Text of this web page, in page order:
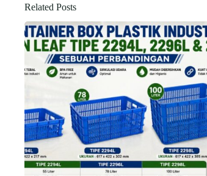
Related Posts